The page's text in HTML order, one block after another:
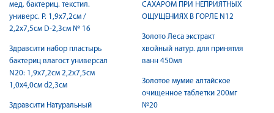
мед. бактериц. текстил.
универс. Р. 1,9х7,2см /
2,2х7,5см D-2,3см № 16
Здравсити набор пластырь
бактериц влагост универсал
N20: 1,9х7,2см 2,2х7,5см
1,0х4,0см d2,3см
Здравсити Натуральный
САХАРОМ ПРИ НЕПРИЯТНЫХ
ОЩУЩЕНИЯХ В ГОРЛЕ N12
Золото Леса экстракт
хвойный натур. для принятия
ванн 450мл
Золотое мумие алтайское
очищенное таблетки 200мг
№20